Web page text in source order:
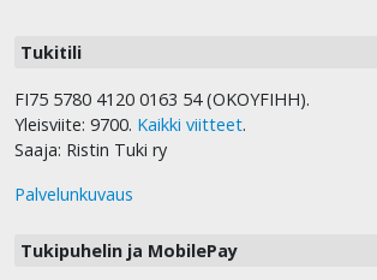
Tukitili
FI75 5780 4120 0163 54 (OKOYFIHH).
Yleisviite: 9700. Kaikki viitteet.
Saaja: Ristin Tuki ry
Palvelunkuvaus
Tukipuhelin ja MobilePay